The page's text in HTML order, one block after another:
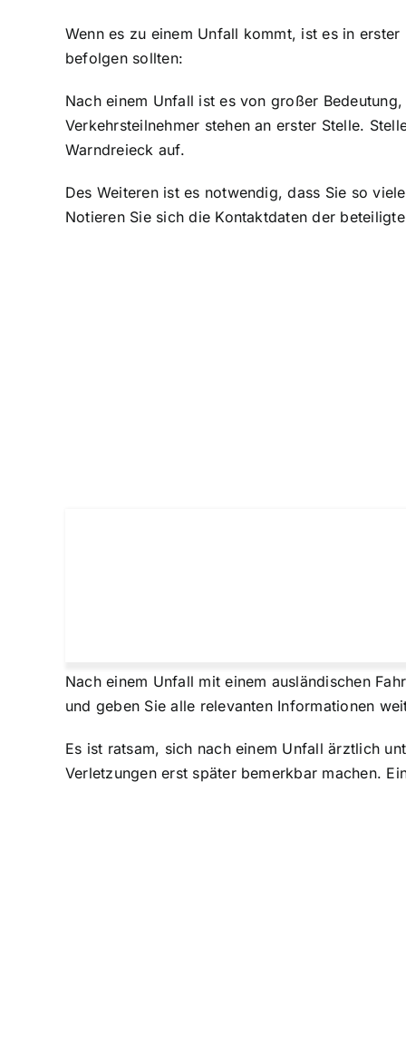
Wenn es zu einem Unfall kommt, ist es in
befolgen sollten:
Nach einem Unfall ist es von großer
Verkehrsteilnehmer stehen an erster Stelle.
Warndreieck auf.
Des Weiteren ist es notwendig, dass Sie so
Notieren Sie sich die Kontaktdaten der
Nach einem Unfall mit einem ausländischen
und geben Sie alle relevanten Informationen
Es ist ratsam, sich nach einem Unfall ärztlich
Verletzungen erst später bemerkbar machen.